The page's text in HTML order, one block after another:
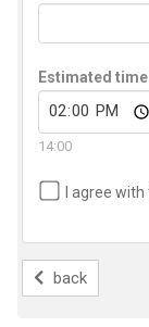
Estimated
14:00
I agree
back